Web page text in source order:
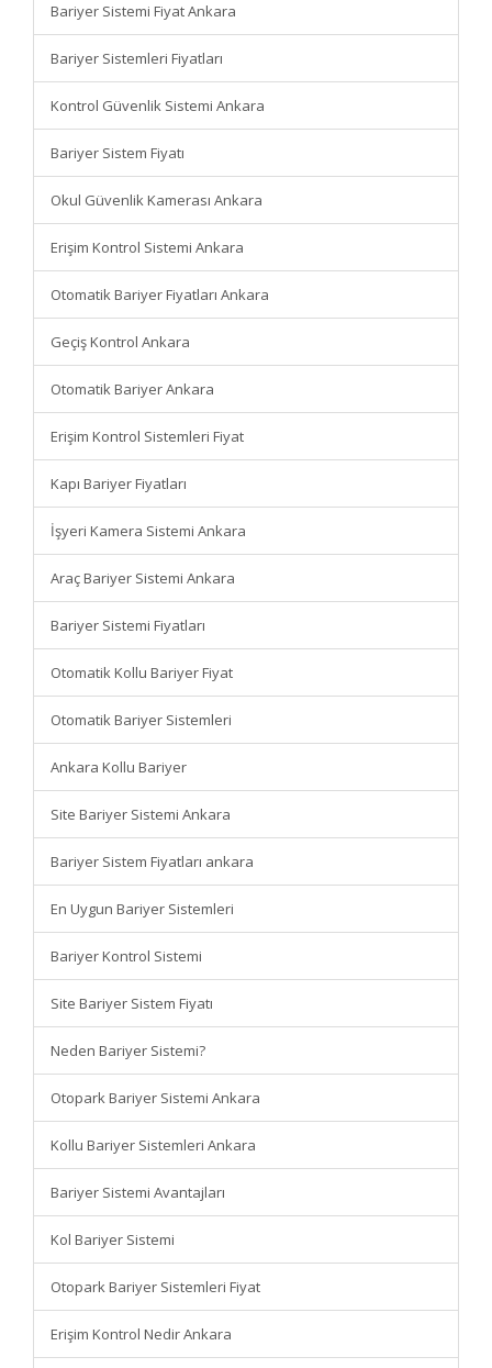
Bariyer Sistemi Fiyat Ankara
Bariyer Sistemleri Fiyatları
Kontrol Güvenlik Sistemi Ankara
Bariyer Sistem Fiyatı
Okul Güvenlik Kamerası Ankara
Erişim Kontrol Sistemi Ankara
Otomatik Bariyer Fiyatları Ankara
Geçiş Kontrol Ankara
Otomatik Bariyer Ankara
Erişim Kontrol Sistemleri Fiyat
Kapı Bariyer Fiyatları
İşyeri Kamera Sistemi Ankara
Araç Bariyer Sistemi Ankara
Bariyer Sistemi Fiyatları
Otomatik Kollu Bariyer Fiyat
Otomatik Bariyer Sistemleri
Ankara Kollu Bariyer
Site Bariyer Sistemi Ankara
Bariyer Sistem Fiyatları ankara
En Uygun Bariyer Sistemleri
Bariyer Kontrol Sistemi
Site Bariyer Sistem Fiyatı
Neden Bariyer Sistemi?
Otopark Bariyer Sistemi Ankara
Kollu Bariyer Sistemleri Ankara
Bariyer Sistemi Avantajları
Kol Bariyer Sistemi
Otopark Bariyer Sistemleri Fiyat
Erişim Kontrol Nedir Ankara